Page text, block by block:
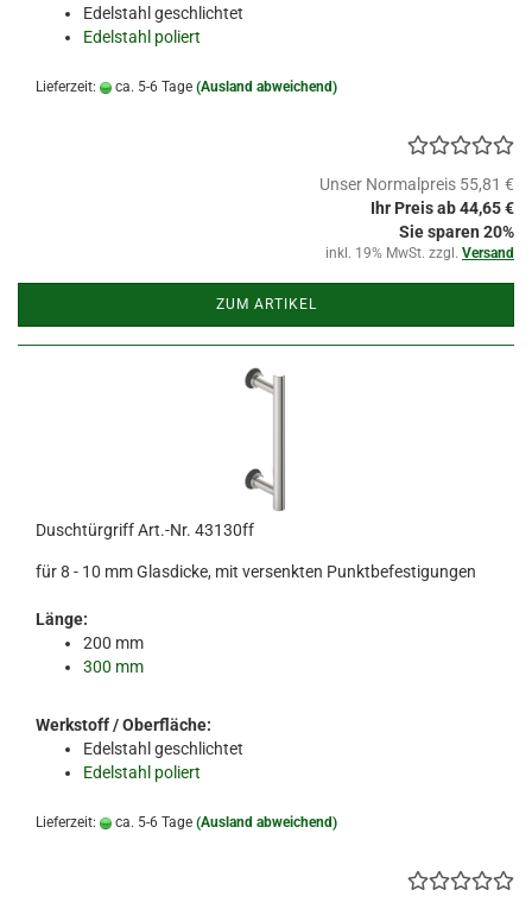
Edelstahl geschlichtet
Edelstahl poliert
Lieferzeit: ca. 5-6 Tage (Ausland abweichend)
Unser Normalpreis 55,81 €
Ihr Preis ab 44,65 €
Sie sparen 20%
inkl. 19% MwSt. zzgl. Versand
ZUM ARTIKEL
Duschtürgriff Art.-Nr. 43130ff
für 8 - 10 mm Glasdicke, mit versenkten Punktbefestigungen
Länge:
200 mm
300 mm
Werkstoff / Oberfläche:
Edelstahl geschlichtet
Edelstahl poliert
Lieferzeit: ca. 5-6 Tage (Ausland abweichend)